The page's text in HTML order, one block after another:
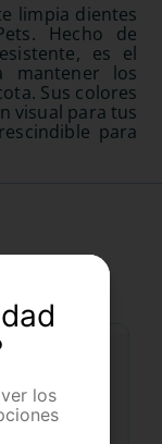
limpia dientes
Hecho de
es el
mantener los
Sus colores
visual para tus
para
los